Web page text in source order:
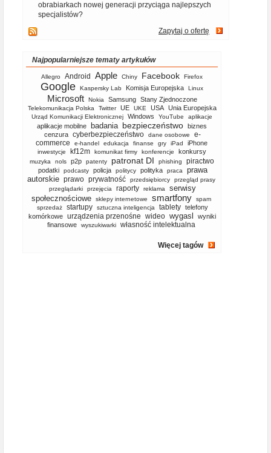
obrabiarkach nowej generacji przyciąga najlepszych
specjalistów?
Zapytaj o ofertę
Najpopularniejsze tematy artykułów
Allegro Android Apple Chiny Facebook Firefox
Google Kaspersky Lab Komisja Europejska Linux
Microsoft Nokia Samsung Stany Zjednoczone
Telekomunikacja Polska Twitter UE UKE USA Unia Europejska
Urząd Komunikacji Elektronicznej Windows YouTube aplikacje
aplikacje mobilne badania bezpieczeństwo biznes
cenzura cyberbezpieczeństwo dane osobowe
e-
commerce
e-handel edukacja finanse gry iPad iPhone
inwestycje kf12m komunikat firmy konferencje konkursy
muzyka nols p2p patenty patronat DI phishing piractwo
podatki podcasty policja politycy polityka praca
prawa
autorskie prawo prywatność przedsiębiorcy
przegląd prasy
przeglądarki
przejęcia raporty reklama
serwisy
społecznościowe
sklepy internetowe smartfony
spam
sprzedaż
startupy sztuczna inteligencja tablety telefony
komórkowe
urządzenia przenośne wideo wygasl
wyniki
finansowe
wyszukiwarki własność intelektualna
Więcej tagów